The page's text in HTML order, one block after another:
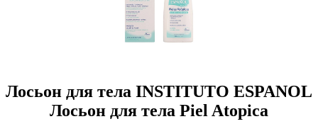
Лосьон для тела INSTITUTO ESPANOL
Лосьон для тела Piel Atopica